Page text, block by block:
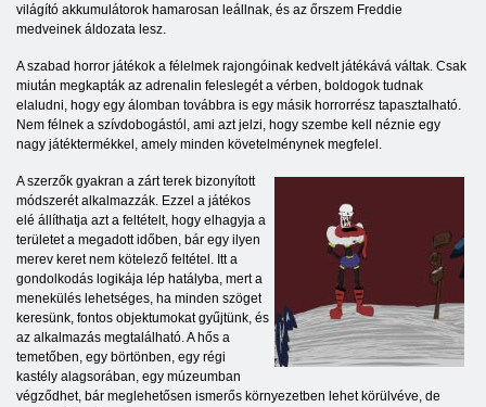
világító akkumulátorok hamarosan leállnak, és az őrszem Freddie
medveinek áldozata lesz.
A szabad horror játékok a félelmek rajongóinak kedvelt játékává váltak. Csak
miután megkapták az adrenalin feleslegét a vérben, boldogok tudnak
elaludni, hogy egy álomban továbbra is egy másik horrorrész tapasztalható.
Nem félnek a szívdobogástól, ami azt jelzi, hogy szembe kell néznie egy
nagy játéktermékkel, amely minden követelménynek megfelel.
A szerzők gyakran a zárt terek bizonyított
módszerét alkalmazzák. Ezzel a játékos
elé állíthatja azt a feltételt, hogy elhagyja a
területet a megadott időben, bár egy ilyen
merev keret nem kötelező feltétel. Itt a
gondolkodás logikája lép hatályba, mert a
menekülés lehetséges, ha minden szöget
keresünk, fontos objektumokat gyűjtünk, és
az alkalmazás megtalálható. A hős a
temetőben, egy börtönben, egy régi
kastély alagsorában, egy múzeumban
végződhet, bár meglehetősen ismerős környezetben lehet körülvéve, de